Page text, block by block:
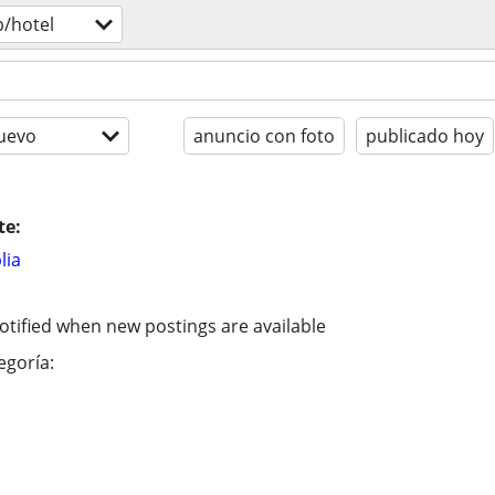
hotel
anuncio con foto publicado hoy
when new postings are available